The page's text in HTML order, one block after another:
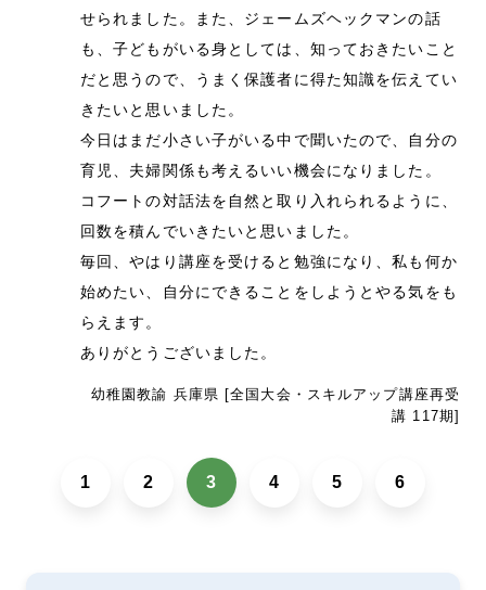
せられました。また、ジェームズヘックマンの話
も、子どもがいる身としては、知っておきたいこと
だと思うので、うまく保護者に得た知識を伝えてい
きたいと思いました。
今日はまだ小さい子がいる中で聞いたので、自分の
育児、夫婦関係も考えるいい機会になりました。
コフートの対話法を自然と取り入れられるように、
回数を積んでいきたいと思いました。
毎回、やはり講座を受けると勉強になり、私も何か
始めたい、自分にできることをしようとやる気をも
らえます。
ありがとうございました。
幼稚園教諭 兵庫県 [全国大会・スキルアップ講座再受
講 117期]
1 2 3 4 5 6